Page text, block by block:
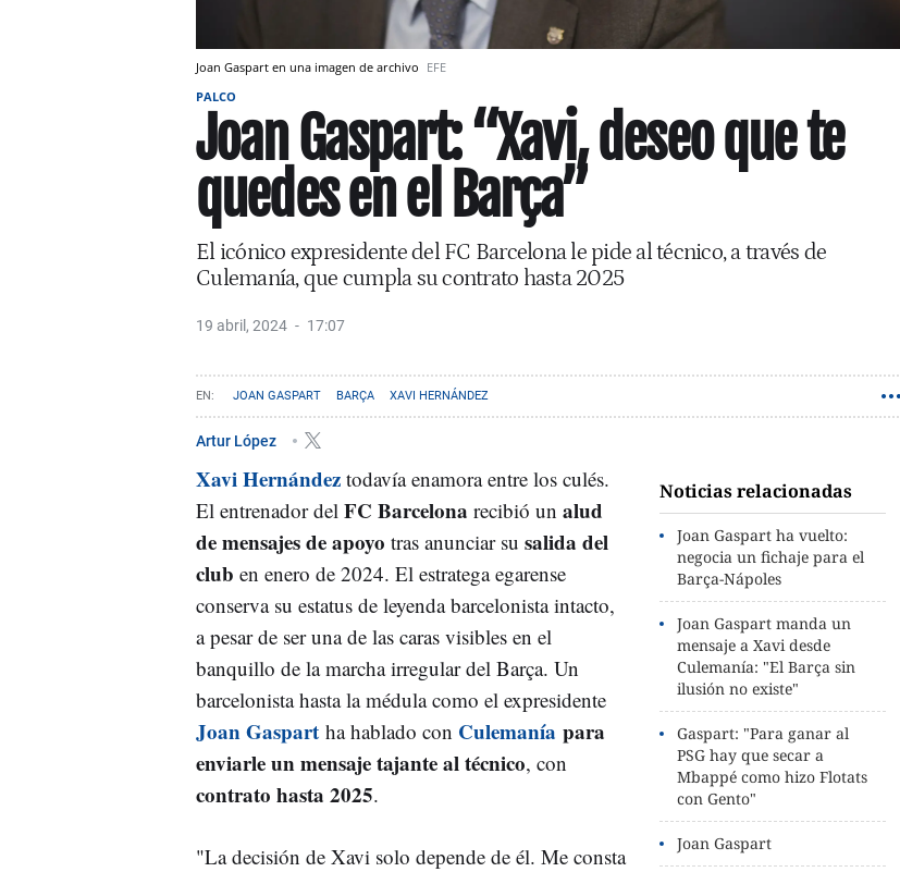
Joan Gaspart en una imagen de archivo EFE
PALCO
Joan Gaspart: “Xavi, deseo que te
quedes en el Barça”
El icónico expresidente del FC Barcelona le pide al técnico, a través de
Culemanía, que cumpla su contrato hasta 2025
19 abril, 2024 17:07
JOAN GASPART BARÇA XAVI HERNÁNDEZ
Artur López
Noticias relacionadas
Joan Gaspart ha vuelto:
negocia un fichaje para el
Barça-Nápoles
Joan Gaspart manda un
mensaje a Xavi desde
Culemanía: "El Barça sin
ilusión no existe"
Gaspart: "Para ganar al
PSG hay que secar a
Mbappé como hizo Flotats
con Gento"
Joan Gaspart
Xavi Hernández todavía enamora entre los culés.
El entrenador del FC Barcelona recibió un alud
de mensajes de apoyo tras anunciar su salida del
club en enero de 2024. El estratega egarense
conserva su estatus de leyenda barcelonista intacto,
a pesar de ser una de las caras visibles en el
banquillo de la marcha irregular del Barça. Un
barcelonista hasta la médula como el expresidente
Joan Gaspart ha hablado con Culemanía para
enviarle un mensaje tajante al técnico, con
contrato hasta 2025.
"La decisión de Xavi solo depende de él. Me consta